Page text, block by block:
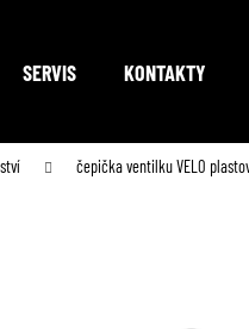
SERVIS KONTAKTY
čepička ventilku VELO
potřebujete